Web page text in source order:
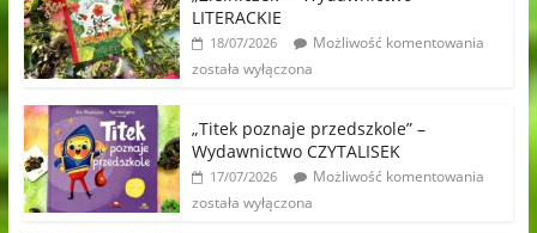
LITERACKIE
18/07/2026
Możliwość komentowania
została wyłączona
„Titek poznaje przedszkole” –
Wydawnictwo CZYTALISEK
17/07/2026
Możliwość komentowania
została wyłączona